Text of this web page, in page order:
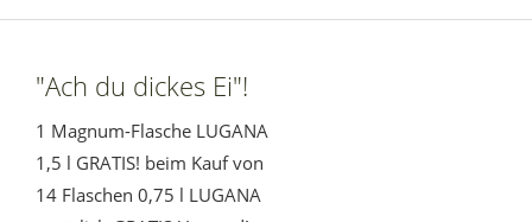
"Ach du dickes Ei"!
1 Magnum-Flasche LUGANA
1,5 l GRATIS! beim Kauf von
14 Flaschen 0,75 l LUGANA